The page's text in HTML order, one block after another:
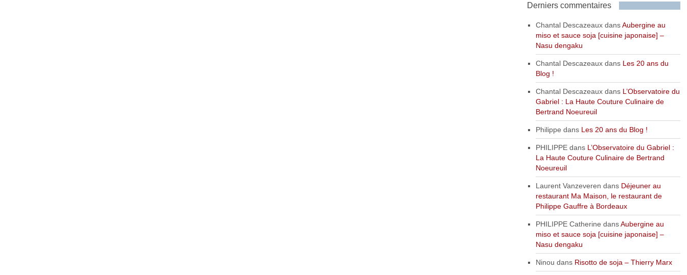
Derniers commentaires
Chantal DescazeauxdansAubergine au
miso et sauce soja [cuisine japonaise] –
Nasu dengaku
Chantal Descazeauxdans Les 20 ans du
Blog !
Chantal Descazeauxdans L’Observatoire du
Gabriel : La Haute Couture Culinaire de
Bertrand Noeureuil
Philippe dans Les 20 ans du Blog !
PHILIPPEdans L’Observatoire du Gabriel :
La Haute Couture Culinaire de Bertrand
Noeureuil
Laurent Vanzeveren dans Déjeuner au
restaurant Ma Maison, le restaurant de
Philippe Gauffre à Bordeaux
PHILIPPE Catherine dansAubergine au
miso et sauce soja [cuisine japonaise] –
Nasu dengaku
Ninou dans Risotto de soja – Thierry Marx